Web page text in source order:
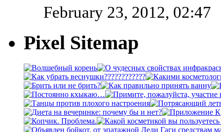
February 23, 2012, 02:47
Pixel Sitemap